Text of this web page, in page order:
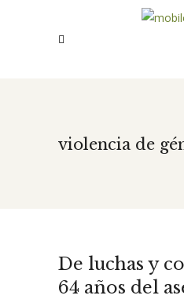
violencia de
De luchas y
64 años del